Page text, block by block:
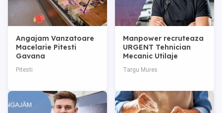
Angajam Vanzatoare
Macelarie Pitesti
Gavana
Pitesti
Manpower recruteaza
URGENT Tehnician
Mecanic Utilaje
Targu Mures